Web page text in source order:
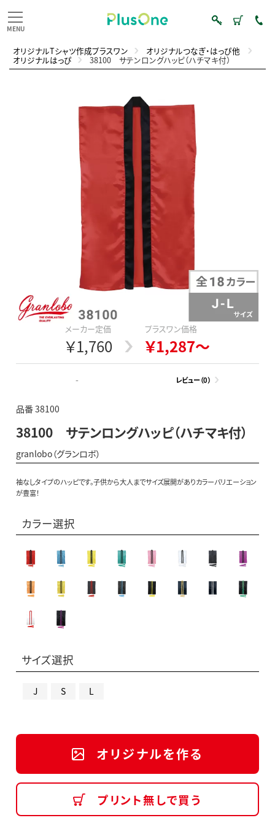
オリジナルTシャツ作成プラスワン オリジナルつなぎ・はっぴ他
オリジナルはっぴ 38100 サテンロングハッピ（ハチマキ付）
メーカー定価
￥1,760
プラスワン価格
￥1,287～
- レビュー（0）
品番 38100
38100 サテンロングハッピ（ハチマキ付）
granlobo（グランロボ）
袖なしタイプのハッピです。子供から大人までサイズ展開がありカラーバリエーション
が豊富！
カラー選択
サイズ選択
J S L
オリジナルを作る
プリント無しで買う